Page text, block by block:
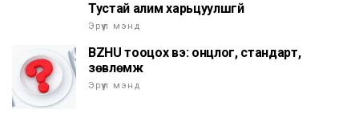
Тустай алим харьцуулшгүй
Эрүүл мэнд
BZHU тооцох вэ: онцлог, стандарт,
зөвлөмж
Эрүүл мэнд